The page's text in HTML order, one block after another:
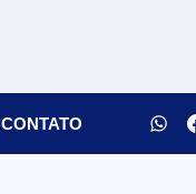
CONTATO